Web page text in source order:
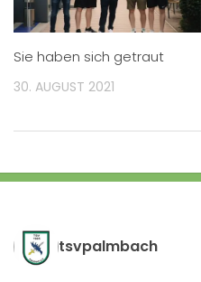
Sie haben sich getraut
30. AUGUST 2021
tsvpalmbach